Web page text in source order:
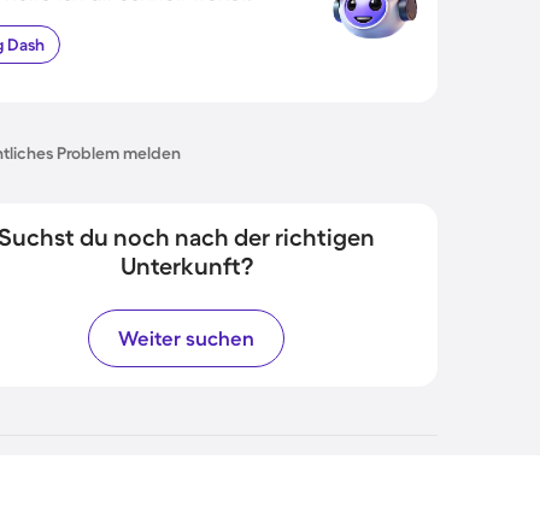
Dash
Problem melden
du noch nach der richtigen
Unterkunft?
Weiter suchen